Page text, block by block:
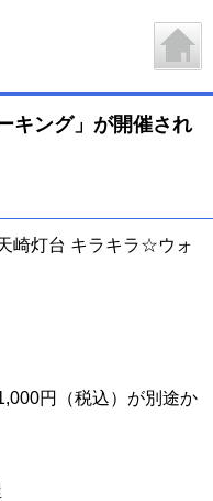
キング」が開催され
天崎灯台 キラキラ☆ウォ
円（税込）が別途か